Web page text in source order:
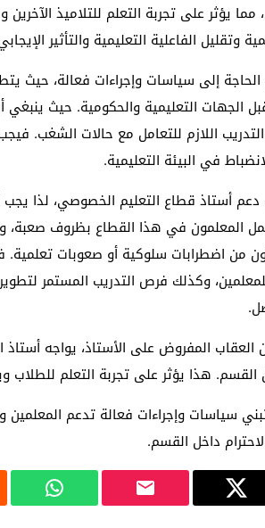
مما يؤثر على تجربة التعلم للتلاميذ
وتقليل الفاعلية التعليمية والتأثير
إلى سياسات وإجراءات فعالة، حيث
الجهات التعليمية والحكومية. حيث
اللازم للتعامل مع حالات الشغب.
في البيئة التعليمية.
أستاذ قطاع التعليم الخصوصي، لذا يجب
المعلمون في هذا القطاع بظروف صعبة،
من اضطرابات سلوكية أو صعوبات
وكذلك فرص التدريب المستمر
المفروض على الأستاذ، يواجه
القسم. هذا يؤثر على تجربة التعلم
سياسات وإجراءات فعالة تدعم المعلمين
داخل القسم.